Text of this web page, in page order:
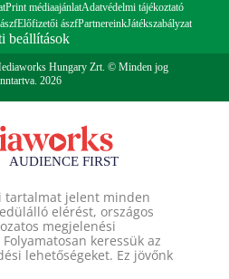
Print médiaajánlatAdatvédelmi tájékoztató
Előfizetői ászfPartnereinkJátékszabályzat
beállítások
Hungary Zrt. © Minden jog
2026
tartalmat jelent minden
elérést, országos
megjelenési
keressük az
lehetőségeket. Ez jövőnk